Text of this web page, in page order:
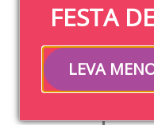
FESTA
LEVA
uma